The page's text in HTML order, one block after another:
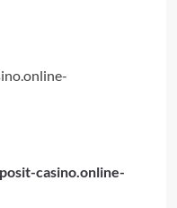
casino.online-